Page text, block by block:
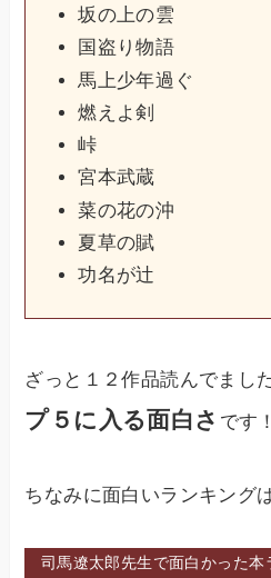
坂の上の雲
国盗り物語
馬上少年過ぐ
燃えよ剣
峠
宮本武蔵
菜の花の沖
夏草の賦
功名が辻
ざっと１２作品読んでまし
プ５に入る面白さ です！
ちなみに面白いランキング
司馬遼太郎先生で面白かった本